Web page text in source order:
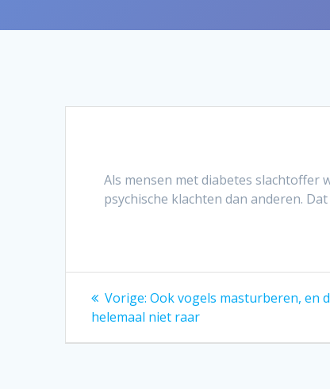
Als mensen met diabetes slachtoffer
psychische klachten dan anderen.
Bericht
navigatie
Vorige: Vorig
bericht:
Ook vogels masturberen, en
helemaal niet raar